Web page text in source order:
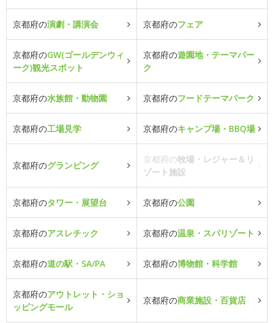
京都府の演劇・講演会 京都府のフェア
京都府のGW(ゴールデンウィ
ーク)観光スポット
京都府の遊園地・テーマパー
ク
京都府の水族館・動物園 京都府のフードテーマパーク
京都府の工場見学 京都府のキャンプ場・BBQ場
京都府のグランピング
京都府の牧場・レジャー＆リ
ゾート施設
京都府のタワー・展望台 京都府の公園
京都府のアスレチック 京都府の温泉・スパリゾート
京都府の道の駅・SA/PA 京都府の博物館・科学館
京都府のアウトレット・ショ
ッピングモール
京都府の商業施設・百貨店